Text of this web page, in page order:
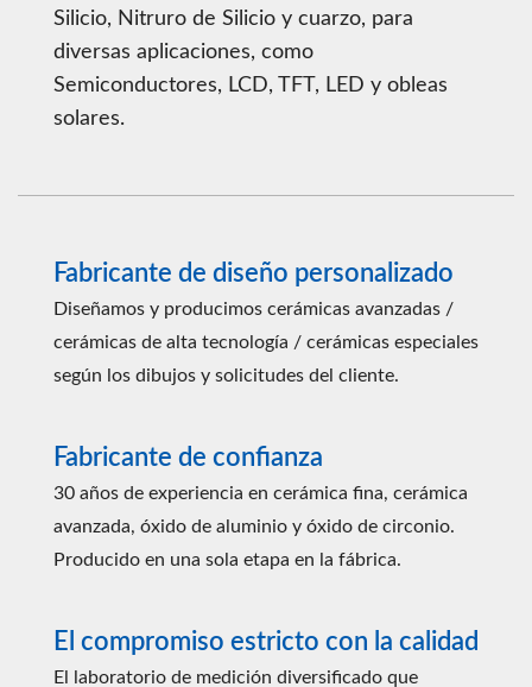
Silicio, Nitruro de Silicio y cuarzo, para
diversas aplicaciones, como
Semiconductores, LCD, TFT, LED y obleas
solares.
Fabricante de diseño personalizado
Diseñamos y producimos cerámicas avanzadas /
cerámicas de alta tecnología / cerámicas especiales
según los dibujos y solicitudes del cliente.
Fabricante de confianza
30 años de experiencia en cerámica fina, cerámica
avanzada, óxido de aluminio y óxido de circonio.
Producido en una sola etapa en la fábrica.
El compromiso estricto con la calidad
El laboratorio de medición diversificado que